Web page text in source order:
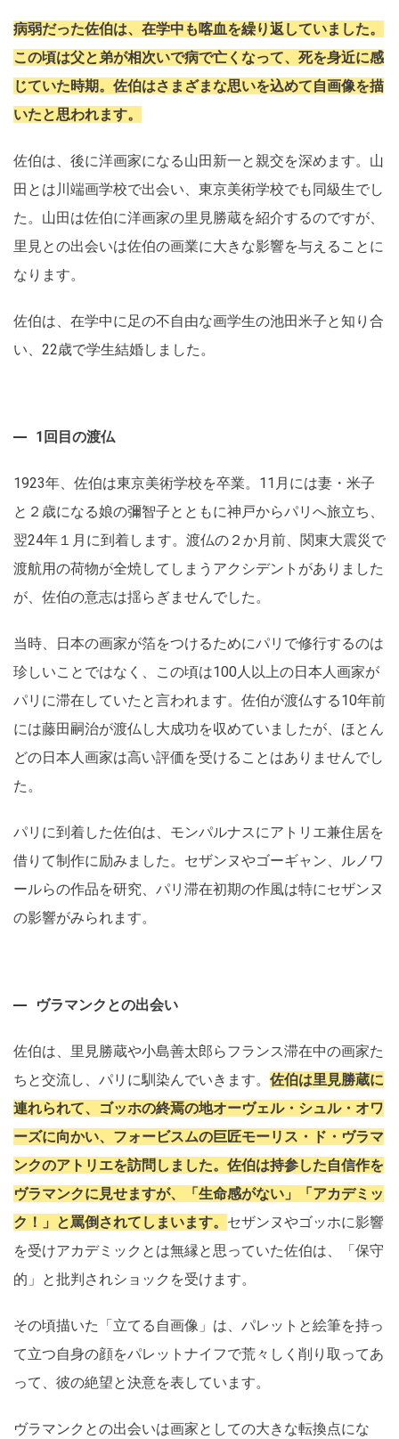
病弱だった佐伯は、在学中も喀血を繰り返していました。
この頃は父と弟が相次いで病で亡くなって、死を身近に感
じていた時期。佐伯はさまざまな思いを込めて自画像を描
いたと思われます。
佐伯は、後に洋画家になる山田新一と親交を深めます。山
田とは川端画学校で出会い、東京美術学校でも同級生でし
た。山田は佐伯に洋画家の里見勝蔵を紹介するのですが、
里見との出会いは佐伯の画業に大きな影響を与えることに
なります。
佐伯は、在学中に足の不自由な画学生の池田米子と知り合
い、22歳で学生結婚しました。
1回目の渡仏
1923年、佐伯は東京美術学校を卒業。11月には妻・米子
と２歳になる娘の彌智子とともに神戸からパリへ旅立ち、
翌24年１月に到着します。渡仏の２か月前、関東大震災で
渡航用の荷物が全焼してしまうアクシデントがありました
が、佐伯の意志は揺らぎませんでした。
当時、日本の画家が箔をつけるためにパリで修行するのは
珍しいことではなく、この頃は100人以上の日本人画家が
パリに滞在していたと言われます。佐伯が渡仏する10年前
には藤田嗣治が渡仏し大成功を収めていましたが、ほとん
どの日本人画家は高い評価を受けることはありませんでし
た。
パリに到着した佐伯は、モンパルナスにアトリエ兼住居を
借りて制作に励みました。セザンヌやゴーギャン、ルノワ
ールらの作品を研究、パリ滞在初期の作風は特にセザンヌ
の影響がみられます。
ヴラマンクとの出会い
佐伯は、里見勝蔵や小島善太郎らフランス滞在中の画家た
ちと交流し、パリに馴染んでいきます。 佐伯は里見勝蔵に
連れられて、ゴッホの終焉の地オーヴェル・シュル・オワ
ーズに向かい、フォービスムの巨匠モーリス・ド・ヴラマ
ンクのアトリエを訪問しました。佐伯は持参した自信作を
ヴラマンクに見せますが、「生命感がない」「アカデミッ
ク！」と罵倒されてしまいます。 セザンヌやゴッホに影響
を受けアカデミックとは無縁と思っていた佐伯は、「保守
的」と批判されショックを受けます。
その頃描いた「立てる自画像」は、パレットと絵筆を持っ
て立つ自身の顔をパレットナイフで荒々しく削り取ってあ
って、彼の絶望と決意を表しています。
ヴラマンクとの出会いは画家としての大きな転換点にな